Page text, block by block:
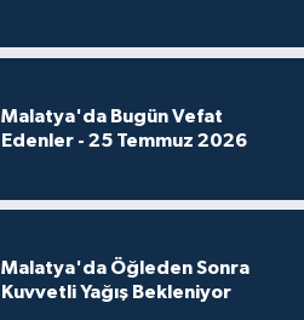
Malatya'da Bugün Vefat
Edenler - 25 Temmuz 2026
Malatya'da Öğleden Sonra
Kuvvetli Yağış Bekleniyor